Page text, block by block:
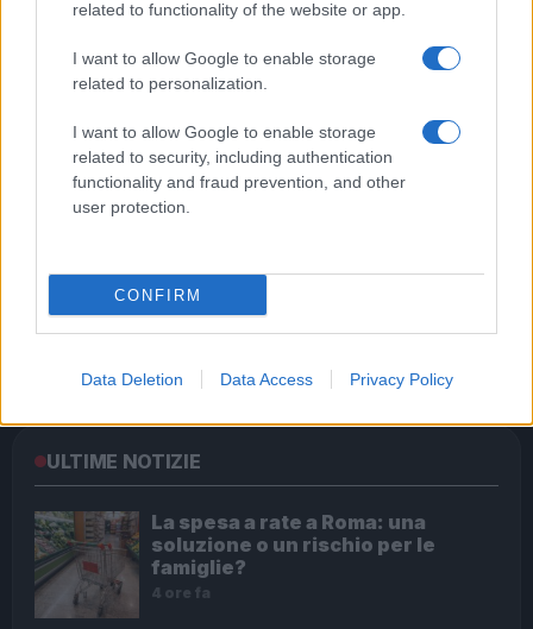
related to functionality of the website or app.
I want to allow Google to enable storage
related to personalization.
I want to allow Google to enable storage
related to security, including authentication
functionality and fraud prevention, and other
user protection.
CONFIRM
Data Deletion Data Access Privacy Policy
Alla Galleria Giovanni XXIII arriva l’autovelox. Multe
per chi supera il limite. Dal 30 marzo
Audio Zaniolo, la ragazza coinvolta fa chiarezza sulle
ULTIME NOTIZIE
La spesa a rate a Roma: una
soluzione o un rischio per le
famiglie?
4 ore fa